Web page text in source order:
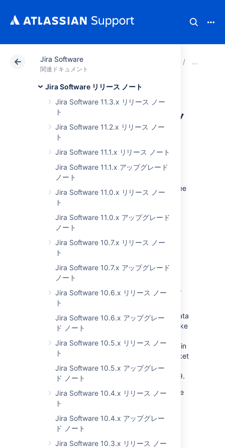
Jira Software
関連ドキュメント
Jira Software リリース ノート
Jira Software 11.3.x リリース ノー
ト
Jira Software 11.2.x リリース ノー
ト
Jira Software 11.1.x リリース ノート
Jira Software 11.1.x アップグレード
ノート
Jira Software 11.0.x リリース ノー
ト
Jira Software 11.0.x アップグレード
ノート
Jira Software 10.7.x リリース ノー
ト
Jira Software 10.7.x アップグレード
ノート
Jira Software 10.6.x リリース ノー
ト
Jira Software 10.6.x アップグレー
ド ノート
Jira Software 10.5.x リリース ノー
ト
Jira Software 10.5.x アップグレー
ド ノート
Jira Software 10.4.x リリース ノー
ト
Jira Software 10.4.x アップグレー
ド ノート
Jira Software 10.3.x リリース ノー
アトラシアン サポート Jira
Jira Software 7.9.x
アップグレード ノ
ート
Here are some important notes on upgrading
JIRA Software 7.9
features and improvements in this release, see
JIRA Software 7.9.x release notes
アップグレード ノート
JIRA 管理者
Upgrade to the DVCS plugin
If your Jira Software Server or Data Center
instance is connected to Bitbucket Cloud, it’s
through the Jira DVCS connector plugin.
Due to GDPR regulations and the personal data
protection they require, we've needed to make
Cloud has available. These changes happen in
two phases. Phase one will be live on Bitbucket
Cloud by the 10th of May, 2019, and Phase
two will go live on the 1st of September, 2019.
What you need to do as a result is to upgrade
your Jira Software instance or upgrade your
version. For more information, seeJira KB
IPv6 を使用した MySQL への接続